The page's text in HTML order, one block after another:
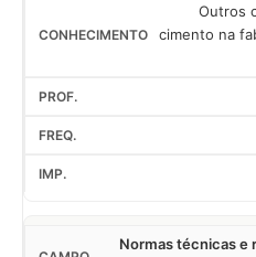
Outros
cimento na
Normas técnicas e